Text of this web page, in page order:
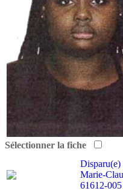
Sélectionner la fiche
Disparu(e)
Marie-
61612-005